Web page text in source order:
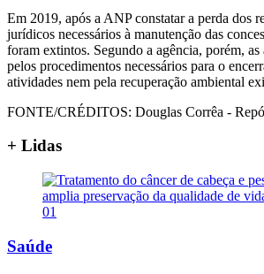
Em 2019, após a ANP constatar a perda dos
jurídicos necessários à manutenção das
foram extintos. Segundo a agência, porém, as
pelos procedimentos necessários para o
atividades nem pela recuperação ambiental
FONTE/CRÉDITOS: Douglas Corrêa -
+ Lidas
01
Saúde